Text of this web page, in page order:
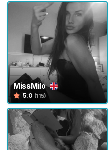
MissMilo
5.0 (115)
t
o
D
e
i
C
a
p
e